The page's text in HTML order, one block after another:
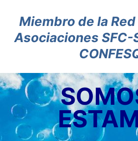
Miembro de la
Asociaciones SFC-